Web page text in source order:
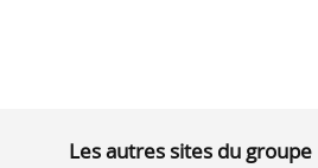
Les autres sites du groupe